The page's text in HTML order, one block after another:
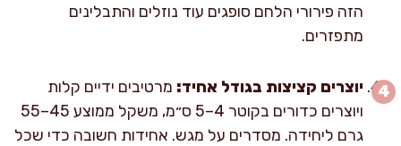
הזה פירורי הלחם סופגים עוד נוזלים והתבלינים
מתפזרים.
יוצרים קציצות בגודל אחיד: מרטיבים ידיים קלות
ויוצרים כדורים בקוטר 4–5 ס״מ, משקל ממוצע 45–55
גרם ליחידה. מסדרים על מגש. אחידות חשובה כדי שכל